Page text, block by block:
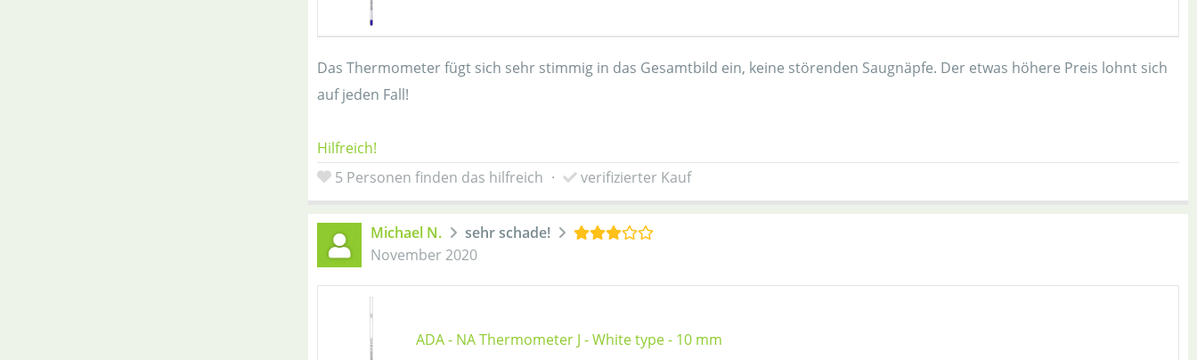
Das Thermometer fügt sich sehr stimmig in das Gesamtbild ein, keine störenden Saugnäpfe. Der etwas höhere Preis lohnt sich
auf jeden Fall!
Hilfreich!
5 Personen finden das hilfreich · verifizierter Kauf
Michael N.
sehr schade!
November 2020
ADA - NA Thermometer J - White type - 10 mm